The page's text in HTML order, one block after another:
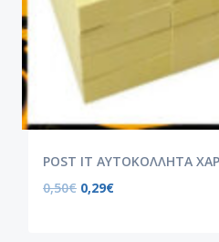
POST IT ΑΥΤΟΚΟΛΛΗΤΑ
0,50€ 0,29€